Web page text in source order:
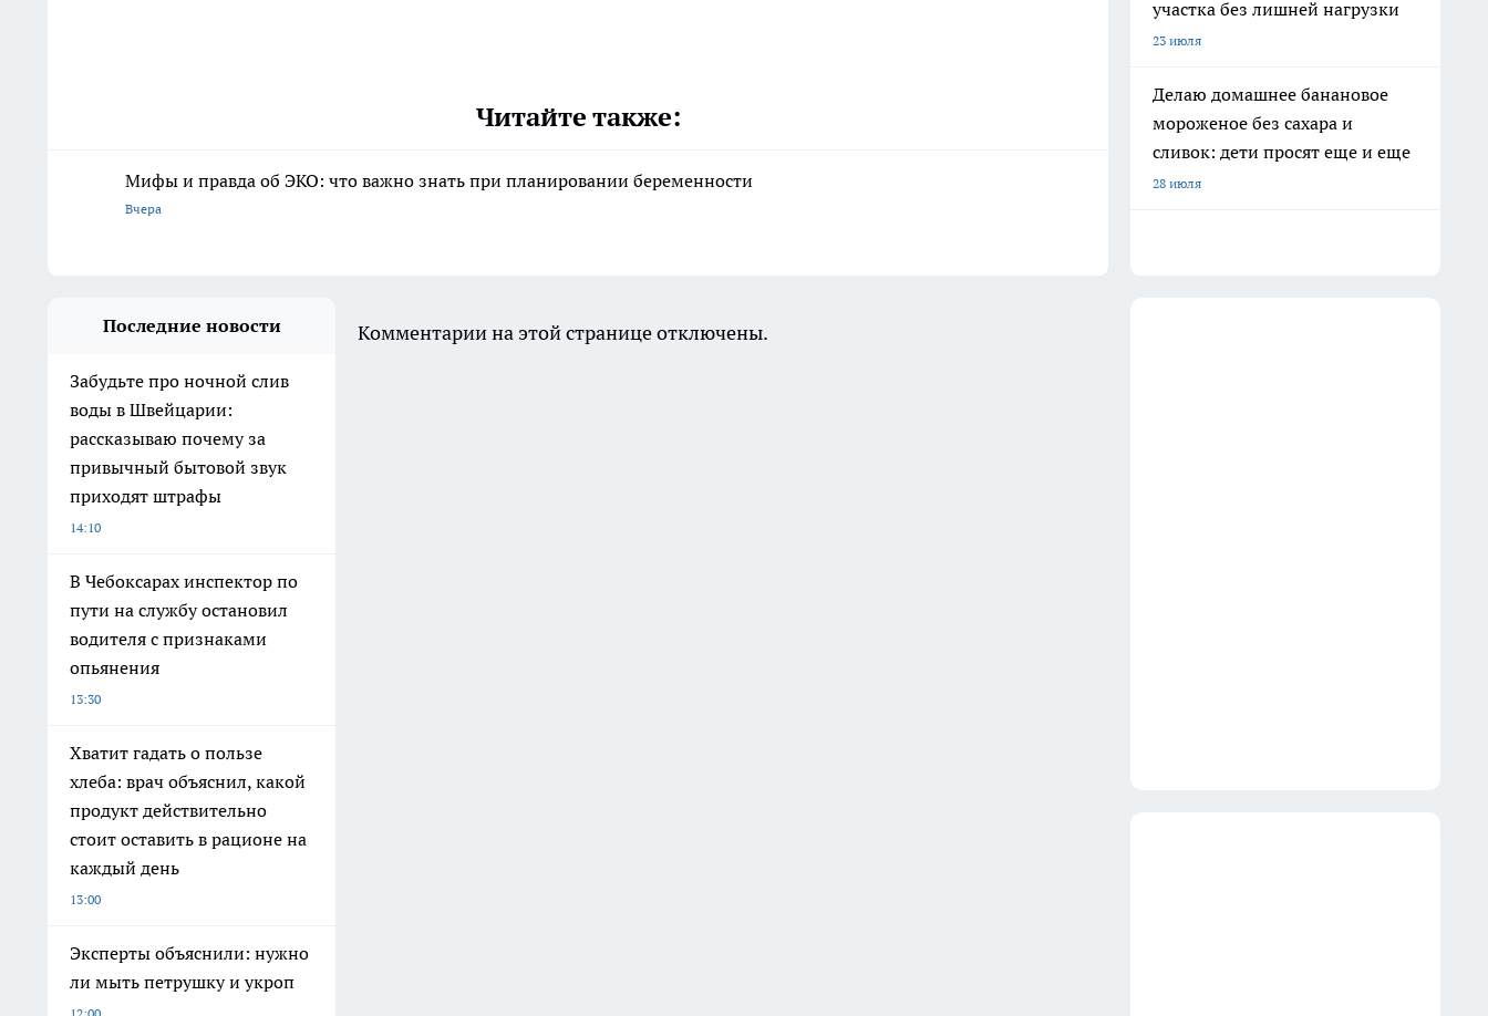
Читайте также:
Мифы и правда об ЭКО: что важно знать при планировании беременности
Вчера
участка без лишней нагрузки
23 июля
Делаю домашнее банановое
мороженое без сахара и
сливок: дети просят еще и еще
28 июля
Последние новости
Забудьте про ночной слив
воды в Швейцарии:
рассказываю почему за
привычный бытовой звук
приходят штрафы
14:10
В Чебоксарах инспектор по
пути на службу остановил
водителя с признаками
опьянения
13:30
Хватит гадать о пользе
хлеба: врач объяснил, какой
продукт действительно
стоит оставить в рационе на
каждый день
13:00
Эксперты объяснили: нужно
ли мыть петрушку и укроп
Комментарии на этой странице отключены.